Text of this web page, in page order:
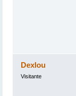
Dexlou
Visitante